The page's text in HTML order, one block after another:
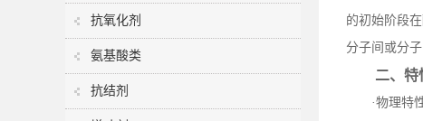
抗氧化剂
氨基酸类
抗结剂
的初始阶段
分子间或分
二、特
·物理特